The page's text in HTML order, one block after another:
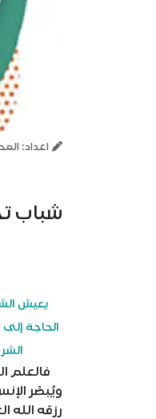
اعداد:
شباب
يعيش
الحاجة
فالعلم
رزقه الله